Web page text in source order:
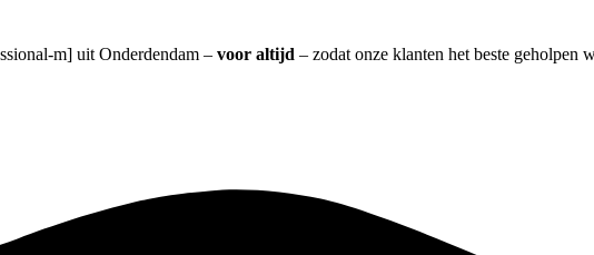
m] uit Onderdendam – voor altijd – zodat onze klanten het beste geholpen